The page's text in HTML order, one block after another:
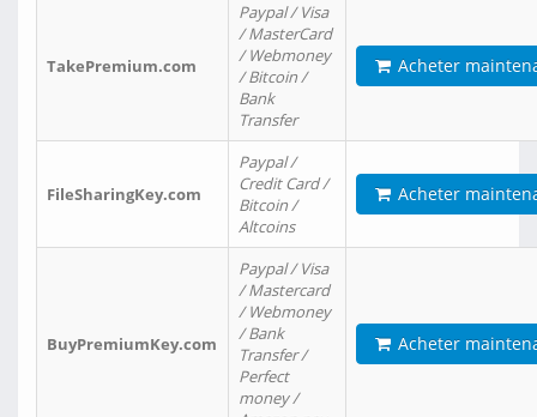
TakePremium.com
Paypal / Visa
/ MasterCard
/ Webmoney
/ Bitcoin /
Bank
Transfer
Acheter
FileSharingKey.com
Paypal /
Credit Card /
Bitcoin /
Altcoins
Acheter
BuyPremiumKey.com
Paypal / Visa
/ Mastercard
/ Webmoney
/ Bank
Transfer /
Perfect
money /
Acheter